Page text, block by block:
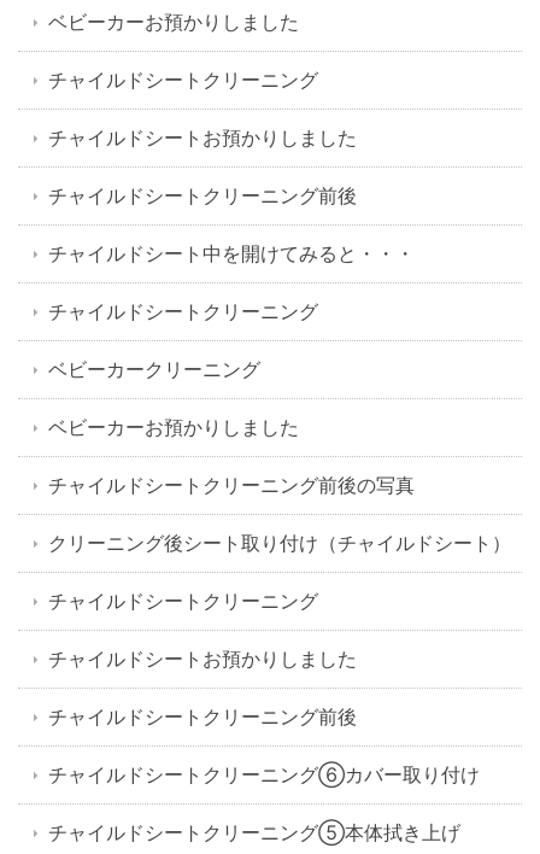
ベビーカーお預かりしました
チャイルドシートクリーニング
チャイルドシートお預かりしました
チャイルドシートクリーニング前後
チャイルドシート中を開けてみると・・・
チャイルドシートクリーニング
ベビーカークリーニング
ベビーカーお預かりしました
チャイルドシートクリーニング前後の写真
クリーニング後シート取り付け（チャイルドシート）
チャイルドシートクリーニング
チャイルドシートお預かりしました
チャイルドシートクリーニング前後
チャイルドシートクリーニング⑥カバー取り付け
チャイルドシートクリーニング⑤本体拭き上げ